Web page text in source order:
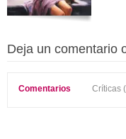
Deja un comentario
Comentarios Críticas